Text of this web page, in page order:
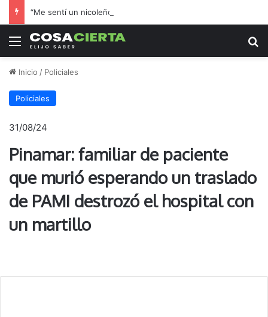
Menú
Inicio / Policiales
Policiales
31/08/24
Pinamar: familiar de paciente
que murió esperando un traslado
de PAMI destrozó el hospital con
un martillo